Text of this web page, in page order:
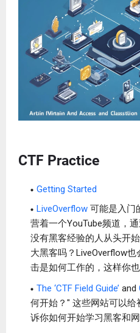
CTF Practice
Getting Started
LiveOverflow 可能是入门
营着一个YouTube频道，
没有黑客经验的人从头开
大黑客吗？LiveOverflow
击是如何工作的，这样你也
The ‘CTF Field Guide’ and
何开始？" 这些网站可以
诉你如何开始学习黑客和网